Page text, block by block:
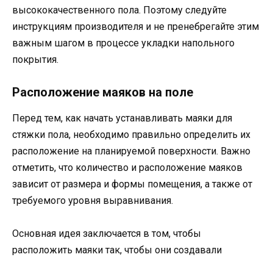
высококачественного пола. Поэтому следуйте
инструкциям производителя и не пренебрегайте этим
важным шагом в процессе укладки напольного
покрытия.
Расположение маяков на поле
Перед тем, как начать устанавливать маяки для
стяжки пола, необходимо правильно определить их
расположение на планируемой поверхности. Важно
отметить, что количество и расположение маяков
зависит от размера и формы помещения, а также от
требуемого уровня выравнивания.
Основная идея заключается в том, чтобы
расположить маяки так, чтобы они создавали